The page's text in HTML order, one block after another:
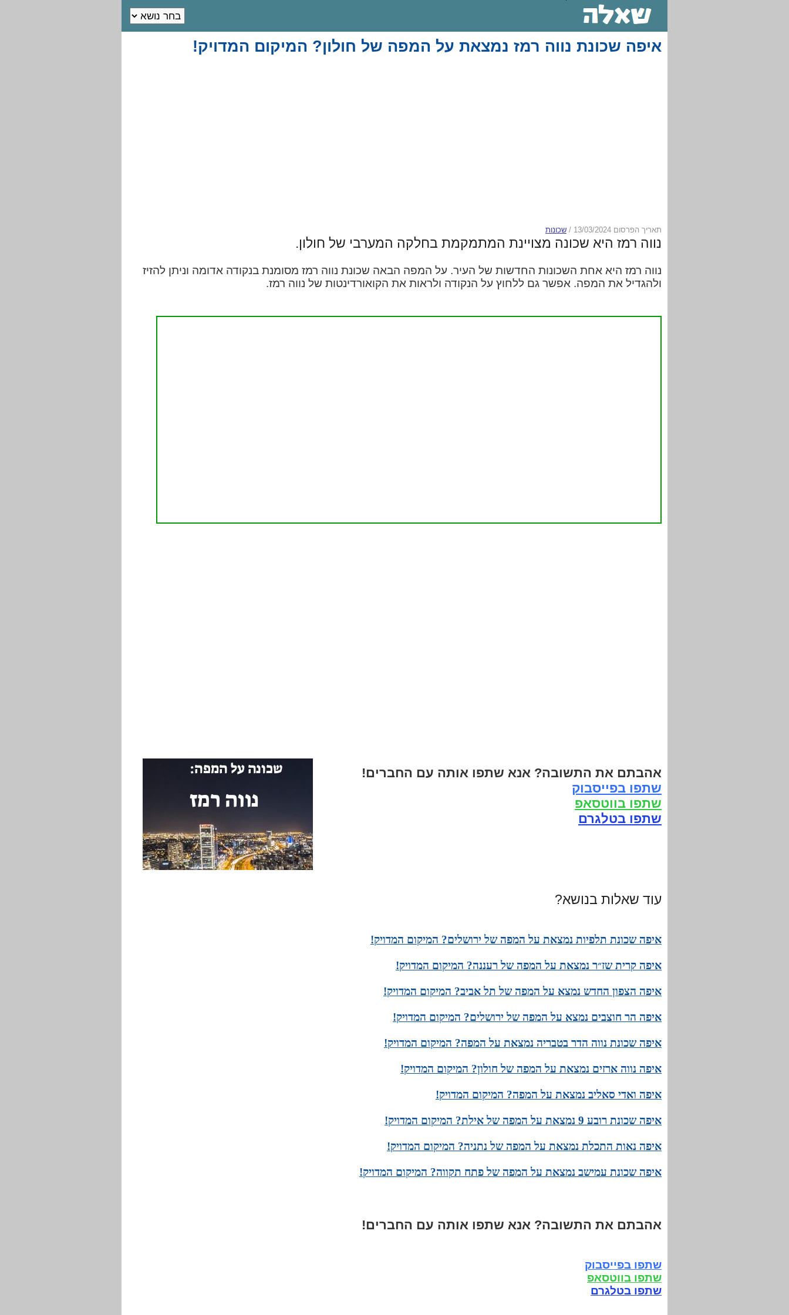
איפה שכונת נווה רמז נמצאת על המפה של חולון? המיקום המדויק!
תאריך הפרסום 13/03/2024 / שכונות
נווה רמז היא שכונה מצויינת המתמקמת בחלקה המערבי של חולון.
נווה רמז היא אחת השכונות החדשות של העיר. על המפה הבאה שכונת נווה רמז מסומנת בנקודה אדומה וניתן להזיז
ולהגדיל את המפה. אפשר גם ללחוץ על הנקודה ולראות את הקואורדינטות של נווה רמז.
אהבתם את התשובה? אנא שתפו אותה עם החברים!
שתפו בפייסבוק
שתפו בווטסאפ
שתפו בטלגרם
עוד שאלות בנושא?
איפה שכונת תלפיות נמצאת על המפה של ירושלים? המיקום המדויק!
איפה קרית שז״ר נמצאת על המפה של רעננה? המיקום המדויק!
איפה הצפון החדש נמצא על המפה של תל אביב? המיקום המדויק!
איפה הר חוצבים נמצא על המפה של ירושלים? המיקום המדויק!
איפה שכונת נווה הדר בטבריה נמצאת על המפה? המיקום המדויק!
איפה נווה ארזים נמצאת על המפה של חולון? המיקום המדויק!
איפה ואדי סאליב נמצאת על המפה? המיקום המדויק!
איפה שכונת רובע 9 נמצאת על המפה של אילת? המיקום המדויק!
איפה נאות התכלת נמצאת על המפה של נתניה? המיקום המדויק!
איפה שכונת עמישב נמצאת על המפה של פתח תקווה? המיקום המדויק!
אהבתם את התשובה? אנא שתפו אותה עם החברים!
שתפו בפייסבוק
שתפו בווטסאפ
שתפו בטלגרם